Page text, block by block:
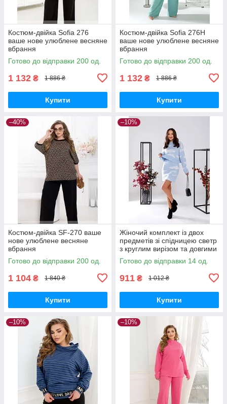
Костюм-двійка Sofia 276
ваше нове улюблене весняне
вбрання
Готово до відправки 200 од.
1 132 ₴ 1 886 ₴
Купити
Костюм-двійка Sofia 276Н
ваше нове улюблене весняне
вбрання
Готово до відправки 200 од.
1 132 ₴ 1 886 ₴
Купити
–40%
Костюм-двійка SF-270 ваше
нове улюблене весняне
вбрання
Готово до відправки 200 од.
1 104 ₴ 1 840 ₴
Купити
–10%
Жіночий комплект із двох
предметів зі спідницею светр
з круглим вирізом та довгими
рукавами та спідниця SF-
2024
Готово до відправки 14 од.
911 ₴ 1 012 ₴
Купити
–10% –10%